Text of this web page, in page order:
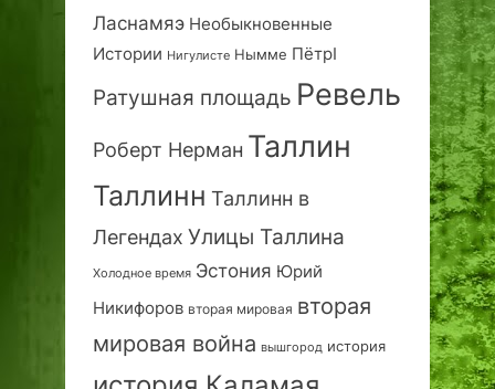
Ласнамяэ Необыкновенные
Истории Нигулисте Нымме ПётрI
Ратушная площадь Ревель
Роберт Нерман Таллин
Таллинн Таллинн в
Легендах Улицы Таллина
Холодное время Эстония Юрий
Никифоров вторая мировая вторая
мировая война вышгород история